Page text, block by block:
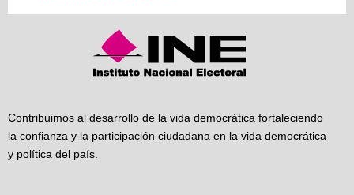
Contribuimos al desarrollo de la vida democrática fortaleciendo
la confianza y la participación ciudadana en la vida democrática
y política del país.